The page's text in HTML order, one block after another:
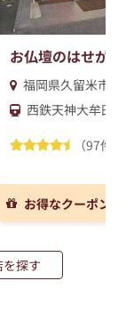
お仏壇のはせがわ/
福岡県久留米市諏
西鉄天神大牟田線
（97件）
お得なクーポンを
を探す